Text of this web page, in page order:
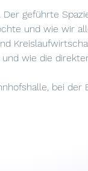
geführte
und wie wir
wie die
bei